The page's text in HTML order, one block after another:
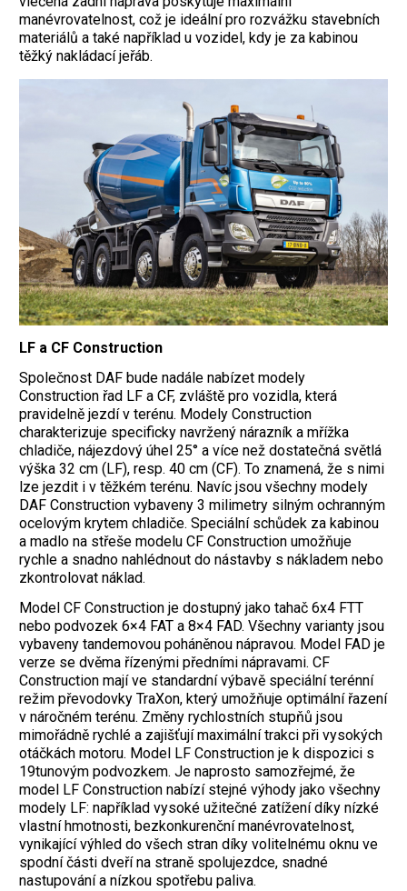
manévrovatelnost, což je ideální pro rozvážku stavebních
materiálů a také například u vozidel, kdy je za kabinou
těžký nakládací jeřáb.
LF a CF Construction
Společnost DAF bude nadále nabízet modely
Construction řad LF a CF, zvláště pro vozidla, která
pravidelně jezdí v terénu. Modely Construction
charakterizuje specificky navržený nárazník a mřížka
chladiče, nájezdový úhel 25° a více než dostatečná světlá
výška 32 cm (LF), resp. 40 cm (CF). To znamená, že s nimi
lze jezdit i v těžkém terénu. Navíc jsou všechny modely
DAF Construction vybaveny 3 milimetry silným ochranným
ocelovým krytem chladiče. Speciální schůdek za kabinou
a madlo na střeše modelu CF Construction umožňuje
rychle a snadno nahlédnout do nástavby s nákladem nebo
zkontrolovat náklad.
Model CF Construction je dostupný jako tahač 6x4 FTT
nebo podvozek 6×4 FAT a 8×4 FAD. Všechny varianty jsou
vybaveny tandemovou poháněnou nápravou. Model FAD je
verze se dvěma řízenými předními nápravami. CF
Construction mají ve standardní výbavě speciální terénní
režim převodovky TraXon, který umožňuje optimální řazení
v náročném terénu. Změny rychlostních stupňů jsou
mimořádně rychlé a zajišťují maximální trakci při vysokých
otáčkách motoru. Model LF Construction je k dispozici s
19tunovým podvozkem. Je naprosto samozřejmé, že
model LF Construction nabízí stejné výhody jako všechny
modely LF: například vysoké užitečné zatížení díky nízké
vlastní hmotnosti, bezkonkurenční manévrovatelnost,
vynikající výhled do všech stran díky volitelnému oknu ve
spodní části dveří na straně spolujezdce, snadné
nastupování a nízkou spotřebu paliva.